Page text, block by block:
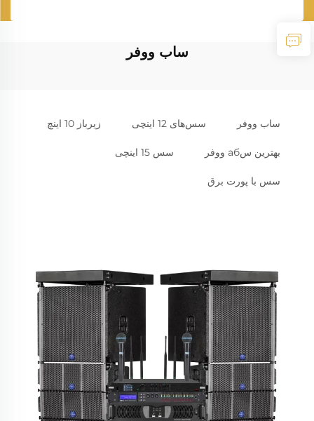
ساب ووفر
ساب ووفر سس‌های 12 اینچی زیرباز 10 اینچ
بهترین سаб ووفر سس 15 اینچی
سس با پورت برق